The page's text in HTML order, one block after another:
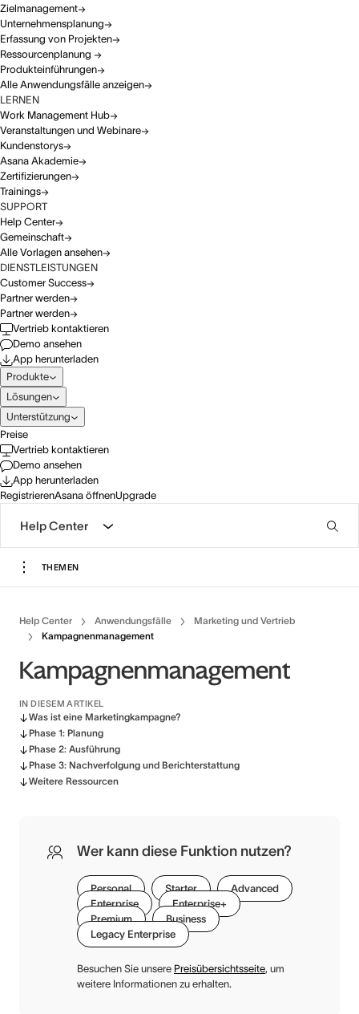
Zielmanagement
Unternehmensplanung
Erfassung von Projekten
Ressourcenplanung
Produkteinführungen
Alle Anwendungsfälle anzeigen
LERNEN
Work Management Hub
Veranstaltungen und Webinare
Kundenstorys
Asana Akademie
Zertifizierungen
Trainings
SUPPORT
Help Center
Gemeinschaft
Alle Vorlagen ansehen
DIENSTLEISTUNGEN
Customer Success
Partner werden
Partner werden
Vertrieb kontaktieren
Demo ansehen
App herunterladen
Produkte
Lösungen
Unterstützung
Preise
Vertrieb kontaktieren
Demo ansehen
App herunterladen
RegistrierenAsana öffnenUpgrade
Help Center
THEMEN
Help Center Anwendungsfälle
Marketing und Vertrieb
Kampagnenmanagement
Kampagnenmanagement
IN DIESEM ARTIKEL
Was ist eine Marketingkampagne?
Phase 1: Planung
Phase 2: Ausführung
Phase 3: Nachverfolgung und Berichterstattung
Weitere Ressourcen
Wer kann diese Funktion nutzen?
Personal Starter
Advanced
Enterprise
Enterprise+
Premium
Business
Legacy Enterprise
Besuchen Sie unsere Preisübersichtsseite, um
weitere Informationen zu erhalten.